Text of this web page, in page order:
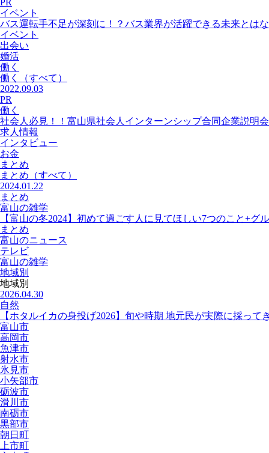
PR
イベント
バス運転手不足が深刻に！？バス業界が活躍できる未来とは
イベント
出会い
婚活
働く
働く
（すべて）
2022.09.03
PR
働く
社会人必見！！富山県社会人インターンシップ合同企業説明会
求人情報
インタビュー
お金
まとめ
まとめ （すべて）
2024.01.22
まとめ
富山の雑学
【富山の冬2024】初めて過ごす人に見てほしい7つのこと+グ
まとめ
富山のニュース
テレビ
富山の雑学
地域別
地域別
2026.04.30
自然
【ホタルイカの身投げ2026】旬や時期 地元民が実際に採って
富山市
高岡市
魚津市
射水市
氷見市
小矢部市
砺波市
滑川市
南砺市
黒部市
朝日町
上市町